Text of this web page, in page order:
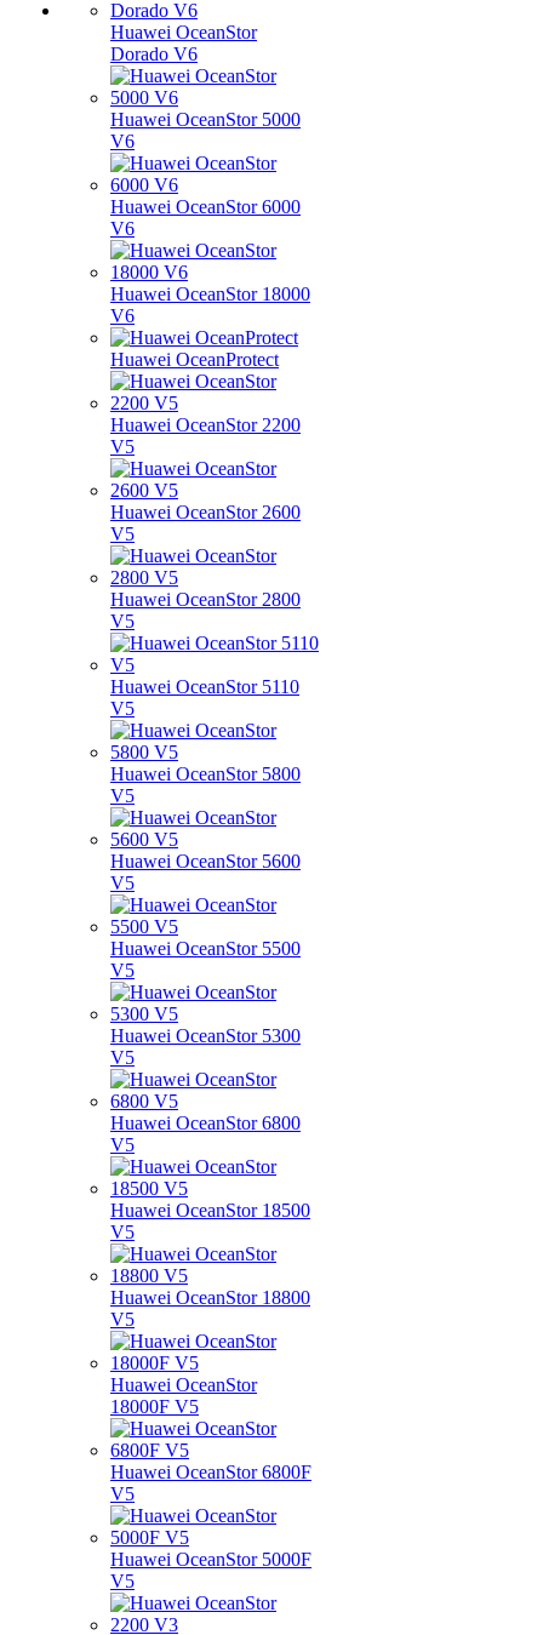
Huawei OceanStor
Dorado V6
Huawei OceanStor 5000
V6
Huawei OceanStor 6000
V6
Huawei OceanStor 18000
V6
Huawei OceanProtect
Huawei OceanStor 2200
V5
Huawei OceanStor 2600
V5
Huawei OceanStor 2800
V5
Huawei OceanStor 5110
V5
Huawei OceanStor 5800
V5
Huawei OceanStor 5600
V5
Huawei OceanStor 5500
V5
Huawei OceanStor 5300
V5
Huawei OceanStor 6800
V5
Huawei OceanStor 18500
V5
Huawei OceanStor 18800
V5
Huawei OceanStor
18000F V5
Huawei OceanStor 6800F
V5
Huawei OceanStor 5000F
V5